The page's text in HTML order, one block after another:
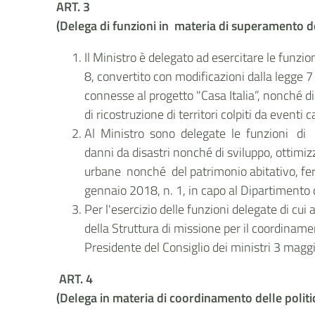
ART. 3
(Delega di funzioni in materia di superamento
Il Ministro è delegato ad esercitare le
8, convertito con modificazioni dalla legge
connesse al progetto "Casa Italia”,
di ricostruzione di territori colpiti da eventi
Al Ministro sono delegate le funzioni di
danni da disastri nonché di sviluppo,
urbane nonché del patrimonio abitativo,
gennaio 2018, n. 1, in capo al
Per l'esercizio delle funzioni delegate di
della Struttura di missione per il
Presidente del Consiglio dei ministri 3
ART. 4
(Delega in materia di coordinamento delle